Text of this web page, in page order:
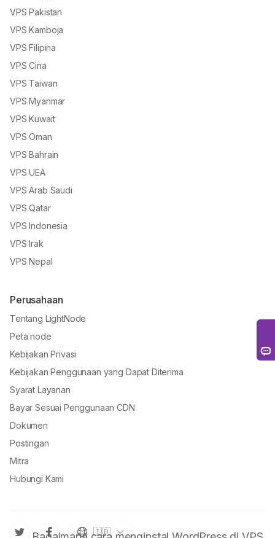
VPS Pakistan
VPS Kamboja
VPS Filipina
VPS Cina
VPS Taiwan
VPS Myanmar
VPS Kuwait
VPS Oman
VPS Bahrain
VPS UEA
VPS Arab Saudi
VPS Qatar
VPS Indonesia
VPS Irak
VPS Nepal
Perusahaan
Tentang LightNode
Peta node
Kebijakan Privasi
Kebijakan Penggunaan yang Dapat Diterima
Syarat Layanan
Bayar Sesuai Penggunaan CDN
Dokumen
Postingan
Mitra
Hubungi Kami
🇮🇩